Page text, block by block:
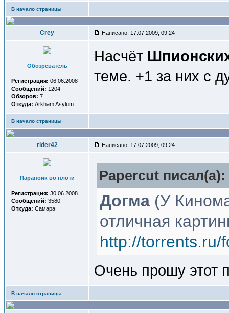
В начало страницы
Crey Написано: 17.07.2009, 09:24
Обозреватель
Регистрация: 06.06.2008
Сообщений: 1204
Обзоров: 7
Откуда: Arkham Asylum
Насчёт
теме. +1 за них с
В начало страницы
rider42 Написано: 17.07.2009, 09:24
Параноик во плоти
Регистрация: 30.06.2008
Сообщений: 3580
Откуда: Самара
Papercut писал(a):
Догма (У
отличная
http://torrents.ru/
Очень прошу этот
В начало страницы